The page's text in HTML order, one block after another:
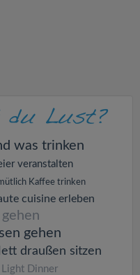
was trinken
veranstalten
Kaffee trinken
cuisine erleben
gehen
gehen
draußen sitzen
Light Dinner